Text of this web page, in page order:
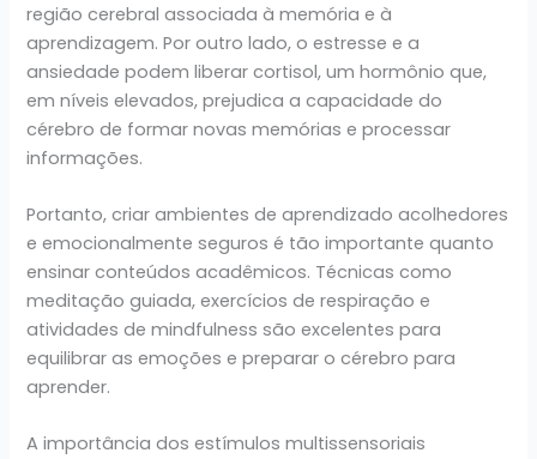
região cerebral associada à memória e à
aprendizagem. Por outro lado, o estresse e a
ansiedade podem liberar cortisol, um hormônio que,
em níveis elevados, prejudica a capacidade do
cérebro de formar novas memórias e processar
informações.
Portanto, criar ambientes de aprendizado acolhedores
e emocionalmente seguros é tão importante quanto
ensinar conteúdos acadêmicos. Técnicas como
meditação guiada, exercícios de respiração e
atividades de mindfulness são excelentes para
equilibrar as emoções e preparar o cérebro para
aprender.
A importância dos estímulos multissensoriais